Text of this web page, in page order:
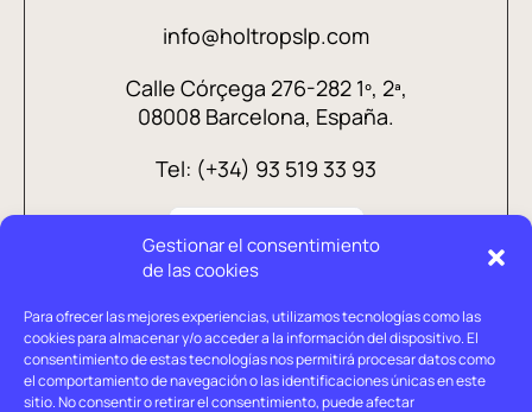
Gestionar el consentimiento
de las cookies
Para ofrecer las mejores experiencias, utilizamos tecnologías como las
cookies para almacenar y/o acceder a la información del dispositivo. El
consentimiento de estas tecnologías nos permitirá procesar datos como
el comportamiento de navegación o las identificaciones únicas en este
sitio. No consentir o retirar el consentimiento, puede afectar
info@holtropslp.com
Calle Córçega 276-282 1º, 2ª,
08008 Barcelona, España.
Tel: (+34) 93 519 33 93